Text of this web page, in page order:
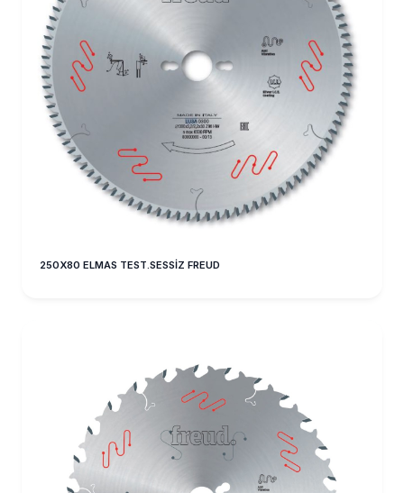
250X80 ELMAS TEST.SESSİZ FREUD